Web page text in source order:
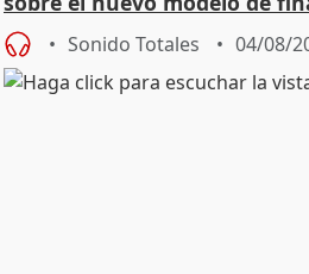
Sonido Totales 04/08/